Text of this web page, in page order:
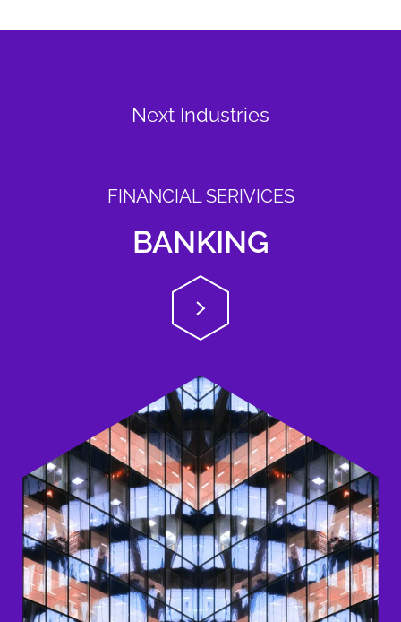
Next Industries
FINANCIAL SERIVICES
BANKING